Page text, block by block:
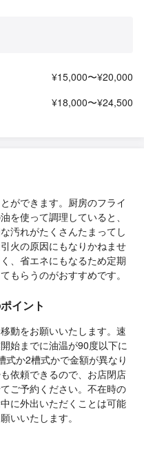
¥15,000〜¥20,000
¥18,000〜¥24,500
ができます。厨房のフライ
を使って調理していると、
汚れがたくさんたまってし
火の原因にもなりかねませ
、省エネにもなるため定期
もらうのがおすすめです。
イント
動をお願いいたします。速
始までに油温が90度以下に
式か2槽式かで金額が異なり
依頼できるので、お店閉店
ご予約ください。不在時の
に外出いただくことは可能
いいたします。